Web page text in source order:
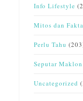
Info Lifestyle
Mitos dan Fakta
Perlu Tahu
Seputar Maklon
Uncategorized